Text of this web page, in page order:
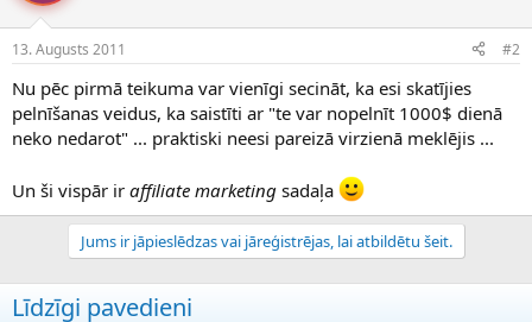
13. Augusts 2011 #2
Nu pēc pirmā teikuma var vienīgi secināt, ka esi skatījies
pelnīšanas veidus, ka saistīti ar "te var nopelnīt 1000$ dienā
neko nedarot" ... praktiski neesi pareizā virzienā meklējis ...
Un ši vispār ir affiliate marketing sadaļa
Jums ir jāpieslēdzas vai jāreģistrējas, lai atbildētu šeit.
Līdzīgi pavedieni